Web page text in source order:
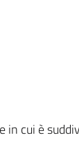
cui è